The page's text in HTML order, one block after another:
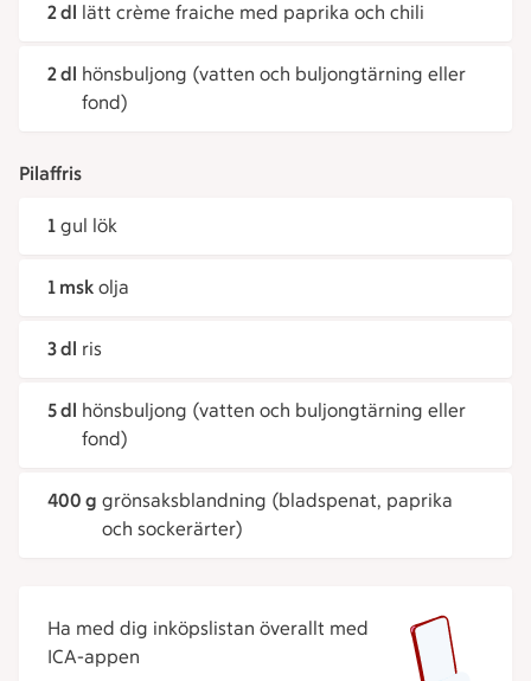
2 dl lätt crème fraiche med paprika och chili
2 dl hönsbuljong (vatten och buljongtärning eller
fond)
Pilaffris
1 gul lök
1 msk olja
3 dl ris
5 dl hönsbuljong (vatten och buljongtärning eller
fond)
400 g grönsaksblandning (bladspenat, paprika
och sockerärter)
Ha med dig inköpslistan överallt med
ICA-appen